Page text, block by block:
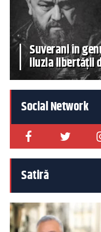
Suverani în
iluzia libertății
Social Network
Satiră